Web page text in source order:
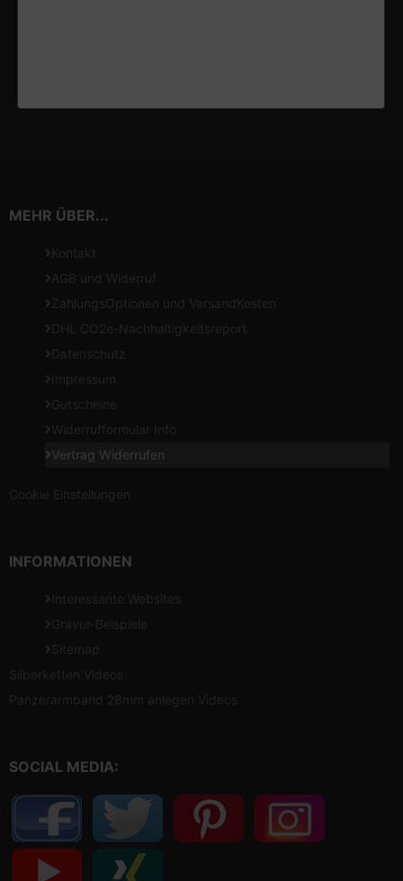
MEHR ÜBER...
Kontakt
AGB und Widerruf
ZahlungsOptionen und VersandKosten
DHL CO2e-Nachhaltigkeitsreport
Datenschutz
Impressum
Gutscheine
Widerrufformular Info
Vertrag Widerrufen
Cookie Einstellungen
INFORMATIONEN
Interessante Websites
Gravur-Beispiele
Sitemap
Silberketten Videos
Panzerarmband 28mm anlegen Videos
SOCIAL MEDIA: